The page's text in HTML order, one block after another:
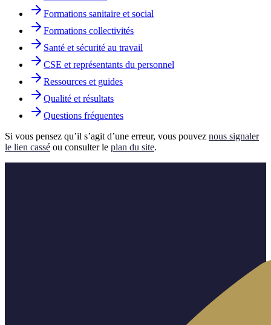
Formations sanitaire et social
Formations collectivités
Santé et sécurité au travail
CSE et représentants du personnel
Ressources et guides
Qualité et résultats
Questions fréquentes
Si vous pensez qu’il s’agit d’une erreur, vous pouvez nous signaler
le lien cassé ou consulter le plan du site.